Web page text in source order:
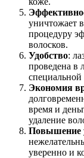
уничтожает
процедуру
волосков.
Удобство:
проведена в
специальной
Экономия
время и
удаление
Повышение
уверенно и